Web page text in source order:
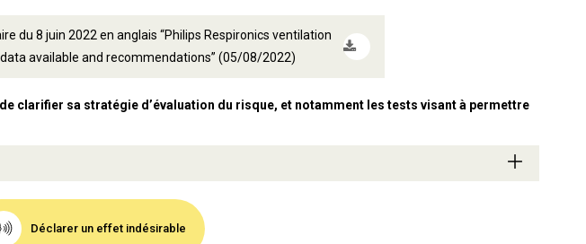
du 8 juin 2022 en anglais “Philips Respironics ventilation
available and recommendations” (05/08/2022)
clarifier sa stratégie d’évaluation du risque, et notamment les tests visant à permettre
Déclarer un effet indésirable